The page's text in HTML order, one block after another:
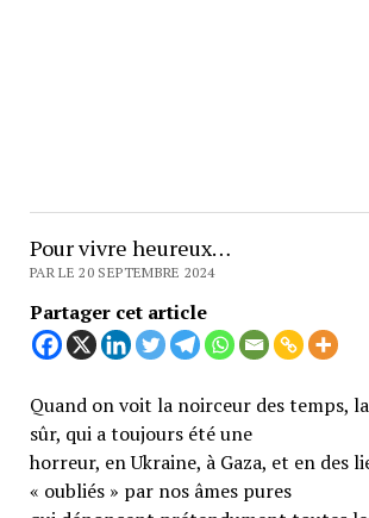
Pour vivre heureux…
PAR LE 20 SEPTEMBRE 2024
Partager cet article
Quand on voit la noirceur des temps,
sûr, qui a toujours été une
horreur, en Ukraine, à Gaza, et en des
« oubliés » par nos âmes pures